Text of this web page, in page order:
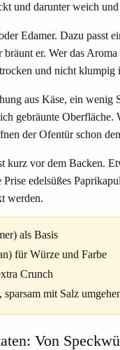
und darunter weich
Edamer. Dazu passt
er. Wer das
und nicht
aus Käse, ein
gebräunte
der Ofentür schon
vor dem Backen.
Prise edelsüßes
werden.
als Basis
für Würze und Farbe
Crunch
mit Salz
Von